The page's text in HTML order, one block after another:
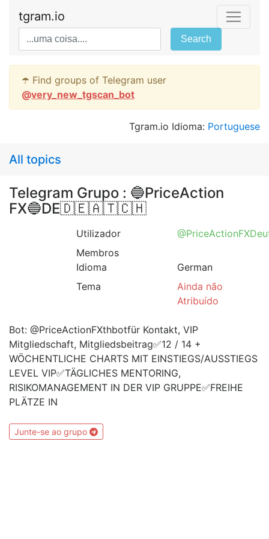
tgram.io
Search
☂️ Find groups of Telegram user
@very_new_tgscan_bot
Tgram.io Idioma: Portuguese
All topics
Telegram Grupo : 🔵PriceAction
FX🔵DE🇩🇪🇦🇹🇨🇭
Utilizador
Membros
Idioma
German
Tema
Ainda não
Atribuído
Bot: @PriceActionFXthbotfür Kontakt, VIP
Mitgliedschaft, Mitgliedsbeitrag✅12 / 14 +
WÖCHENTLICHE CHARTS MIT EINSTIEGS/AUSSTIEGS
LEVEL VIP✅TÄGLICHES MENTORING,
RISIKOMANAGEMENT IN DER VIP GRUPPE✅FREIHE
PLÄTZE IN
Junte-se ao grupo